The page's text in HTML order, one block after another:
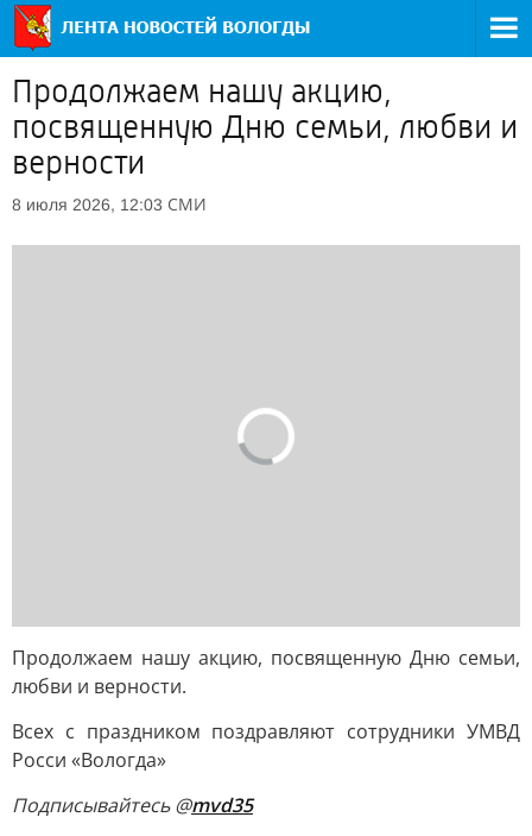
Продолжаем нашу акцию,
посвященную Дню семьи, любви и
верности
8 июля 2026, 12:03 СМИ
Продолжаем нашу акцию, посвященную Дню семьи,
любви и верности.
Всех с праздником поздравляют сотрудники УМВД
Росси «Вологда»
Подписывайтесь @mvd35